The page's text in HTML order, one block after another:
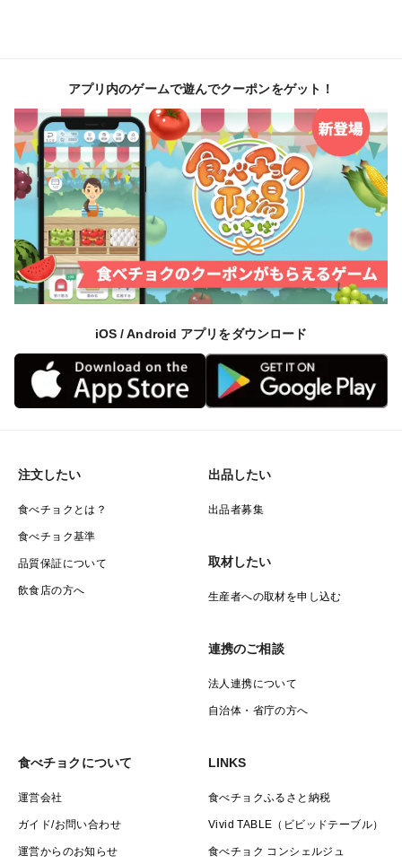
アプリ内のゲームで遊んでクーポンをゲット！
iOS / Android アプリをダウンロード
注文したい
食べチョクとは？
食べチョク基準
品質保証について
飲食店の方へ
出品したい
出品者募集
取材したい
生産者への取材を申し込む
連携のご相談
法人連携について
自治体・省庁の方へ
食べチョクについて
運営会社
ガイド/お問い合わせ
運営からのお知らせ
LINKS
食べチョクふるさと納税
Vivid TABLE（ビビッドテーブル）
食べチョク コンシェルジュ